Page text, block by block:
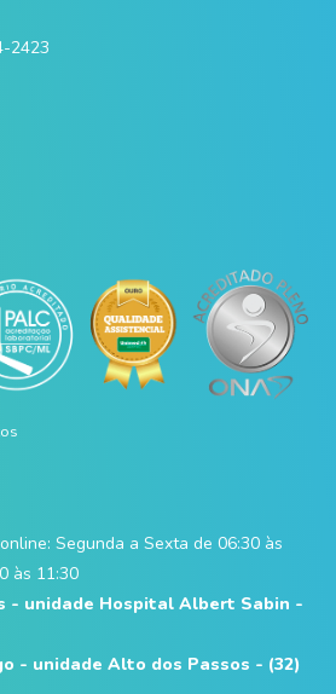
2423
Segunda a Sexta de 06:30 às
às 11:30
- unidade Hospital Albert Sabin -
- unidade Alto dos Passos - (32)